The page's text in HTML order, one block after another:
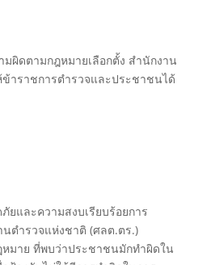
มผิดตามกฎหมายเลือกตั้ง สำนักงาน
ข้าราชการตำรวจและประชาชนได้
และความสงบเรียบร้อยการ
นตำรวจแห่งชาติ (ศลต.ตร.)
มาย ที่พบว่าประชาชนมักทำผิดใน